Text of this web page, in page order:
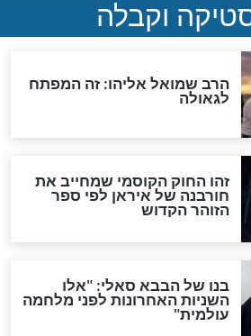
בוא המשיח יהיה
לחזור בתשובה?